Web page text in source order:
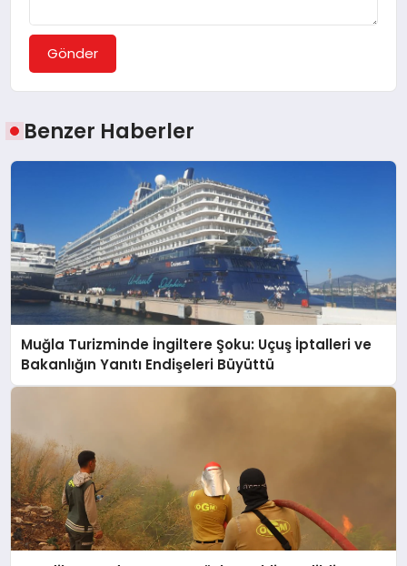
Gönder
Benzer Haberler
Muğla Turizminde İngiltere Şoku: Uçuş İptalleri ve
Bakanlığın Yanıtı Endişeleri Büyüttü